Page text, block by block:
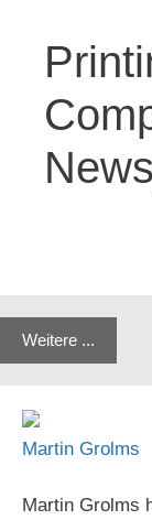
Weitere ...
Martin Grolms
Martin Grolms